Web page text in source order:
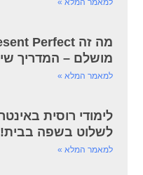
למאמר המלא »
מושלם – המדריך
למאמר המלא »
לימודי רוסית
לשלוט בשפה בבית!
למאמר המלא »